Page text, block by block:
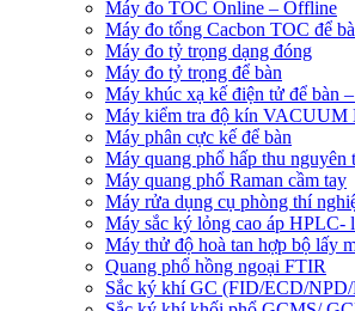
Máy đo TOC Online – Offline
Máy đo tổng Cacbon TOC để
Máy đo tỷ trọng dạng đóng
Máy đo tỷ trọng để bàn
Máy khúc xạ kế điện tử để bàn
Máy kiểm tra độ kín
Máy phân cực kế để bàn
Máy quang phổ hấp thu nguyên
Máy quang phổ Raman cầm tay
Máy rửa dụng cụ phòng thí
Máy sắc ký lỏng cao áp HPLC-
Máy thử độ hoà tan hợp bộ lấy
Quang phổ hồng ngoại FTIR
Sắc ký khí GC (FID/ECD/